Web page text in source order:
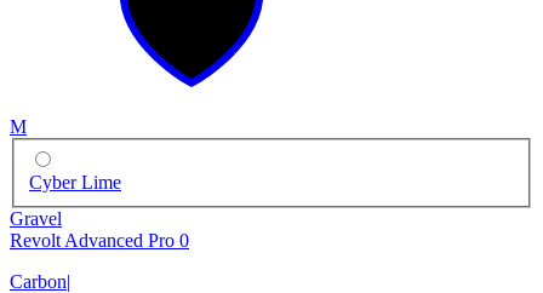
M
Cyber Lime
Gravel
Revolt Advanced Pro 0
Carbon|